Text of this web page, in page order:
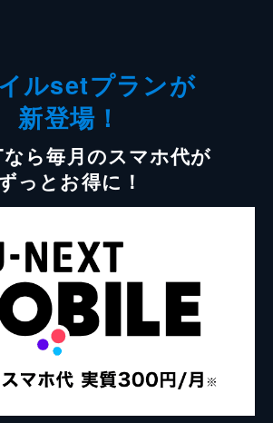
ルsetプランが
新登場！
ら毎月のスマホ代が
っとお得に！